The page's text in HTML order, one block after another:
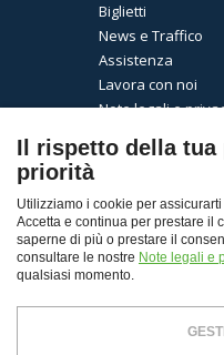
Biglietti
News e Traffico
Assistenza
Lavora con noi
Note legali e
Il rispetto della tua
priorità
Utilizziamo i cookie per
Accetta e continua per prestare il
saperne di più o prestare il
consultare le nostre Note legali e
qualsiasi momento.